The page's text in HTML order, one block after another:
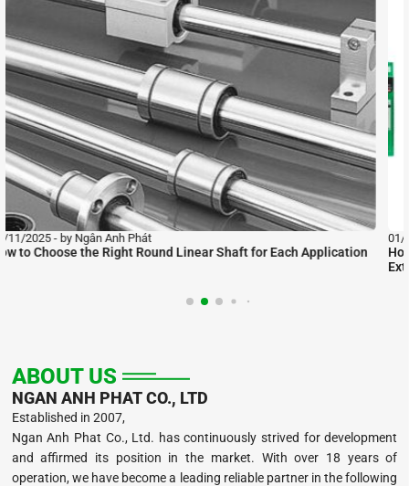
01/11/2025 by Ngân Anh Phát
How to Use Variable Frequency Drives Safely, Save Energy, and
ABOUT US
NGAN ANH PHAT CO., LTD
Established in 2007,
Ngan Anh Phat Co., Ltd. has continuously strived for development
and affirmed its position in the market. With over 18 years of
operation, we have become a leading reliable partner in the following